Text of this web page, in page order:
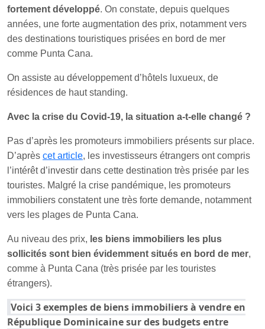
fortement développé. On constate, depuis quelques
années, une forte augmentation des prix, notamment vers
des destinations touristiques prisées en bord de mer
comme Punta Cana.
On assiste au développement d’hôtels luxueux, de
résidences de haut standing.
Avec la crise du Covid-19, la situation a-t-elle changé ?
Pas d’après les promoteurs immobiliers présents sur place.
D’après cet article, les investisseurs étrangers ont compris
l’intérêt d’investir dans cette destination très prisée par les
touristes. Malgré la crise pandémique, les promoteurs
immobiliers constatent une très forte demande, notamment
vers les plages de Punta Cana.
Au niveau des prix, les biens immobiliers les plus
sollicités sont bien évidemment situés en bord de mer,
comme à Punta Cana (très prisée par les touristes
étrangers).
Voici 3 exemples de biens immobiliers à vendre en
République Dominicaine sur des budgets entre